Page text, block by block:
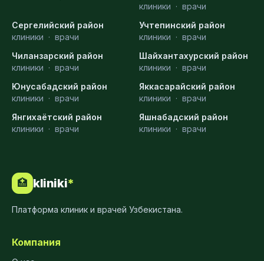
клиники · врачи
Сергелийский район
клиники · врачи
Учтепинский район
клиники · врачи
Чиланзарский район
клиники · врачи
Шайхантахурский район
клиники · врачи
Юнусабадский район
клиники · врачи
Яккасарайский район
клиники · врачи
Янгихаётский район
клиники · врачи
Яшнабадский район
клиники · врачи
🏥 kliniki*
Платформа клиник и врачей Узбекистана.
Компания